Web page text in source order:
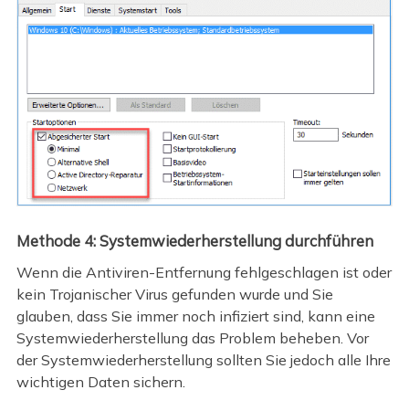
Methode 4: Systemwiederherstellung durchführen
Wenn die Antiviren-Entfernung fehlgeschlagen ist oder
kein Trojanischer Virus gefunden wurde und Sie
glauben, dass Sie immer noch infiziert sind, kann eine
Systemwiederherstellung das Problem beheben. Vor
der Systemwiederherstellung sollten Sie jedoch alle Ihre
wichtigen Daten sichern.